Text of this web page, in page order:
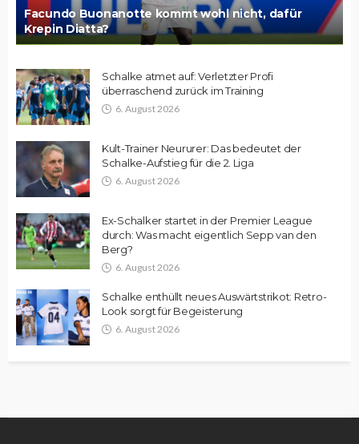
Facundo Buonanotte kommt wohl nicht, dafür
Krepin Diatta?
Schalke atmet auf: Verletzter Profi
überraschend zurück im Training
6. August 2026
Kult-Trainer Neururer: Das bedeutet der
Schalke-Aufstieg für die 2. Liga
6. August 2026
Ex-Schalker startet in der Premier League
durch: Was macht eigentlich Sepp van den
Berg?
6. August 2026
Schalke enthüllt neues Auswärtstrikot: Retro-
Look sorgt für Begeisterung
6. August 2026